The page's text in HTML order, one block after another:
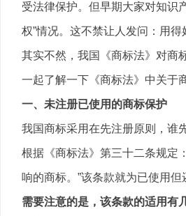
受法律保护。但早期大家对知识
权”情况。这不禁让人发问：用
其实不然，我国《商标法》对商
一起了解一下《商标法》中关于
一、未注册已使用的商标保护
我国商标采用在先注册原则，谁
根据《商标法》第三十二条规定
响的商标。”该条款就为已使用
需要注意的是，该条款的适用有